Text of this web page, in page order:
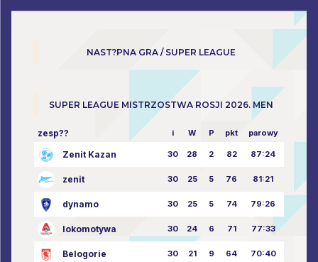
NAST?PNA GRA / SUPER LEAGUE
SUPER LEAGUE MISTRZOSTWA ROSJI 2026. MEN
zesp?? i W P pkt parowy
Zenit Kazan 30 28 2 82 87:24
zenit 30 25 5 76 81:21
dynamo 30 25 5 74 79:26
lokomotywa 30 24 6 71 77:33
Belogorie 30 21 9 64 70:40